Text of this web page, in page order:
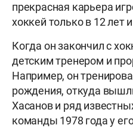
прекрасная карьера
хоккей только в 12 лет
Когда он закончил с
детским тренером и
Например, он
рождения, откуда
Хасанов и ряд
команды 1978 года у